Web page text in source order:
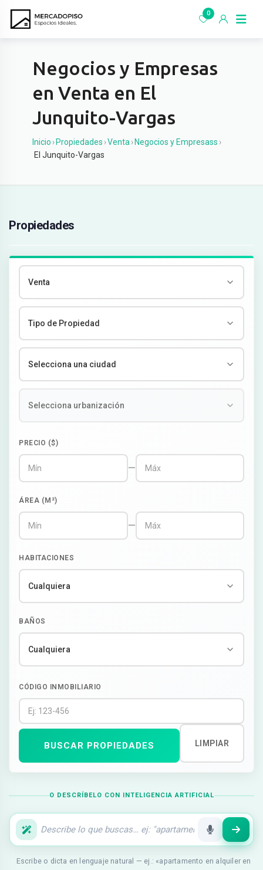
0
Negocios y Empresas
en Venta en El
Junquito-Vargas
Inicio › Propiedades ›Venta › Negocios y Empresass ›
El Junquito-Vargas
Propiedades
PRECIO ($)
—
ÁREA (M²)
—
HABITACIONES
BAÑOS
CÓDIGO INMOBILIARIO
BUSCAR PROPIEDADES LIMPIAR
O DESCRÍBELO CON INTELIGENCIA ARTIFICIAL
Escribe o dicta en lenguaje natural — ej.: «apartamento en alquiler en